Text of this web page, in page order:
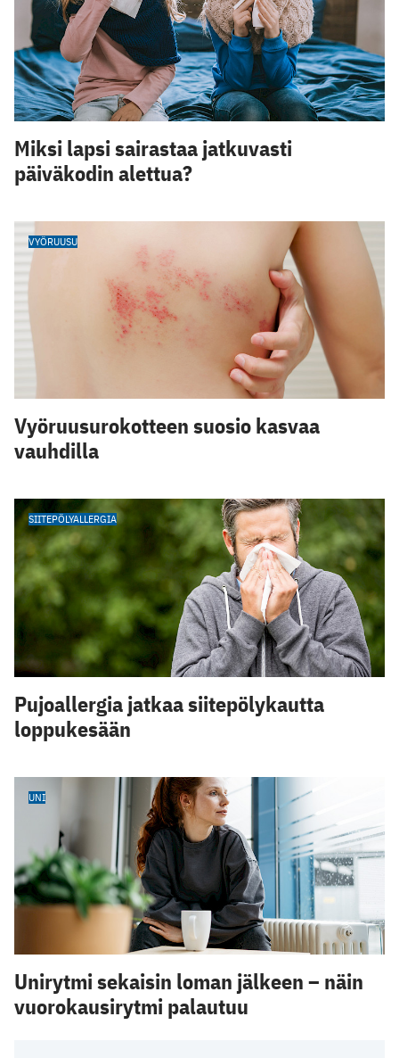
Miksi lapsi sairastaa jatkuvasti
päiväkodin alettua?
VYÖRUUSU
Vyöruusurokotteen suosio kasvaa
vauhdilla
SIITEPÖLYALLERGIA
Pujoallergia jatkaa siitepölykautta
loppukesään
UNI
Unirytmi sekaisin loman jälkeen – näin
vuorokausirytmi palautuu